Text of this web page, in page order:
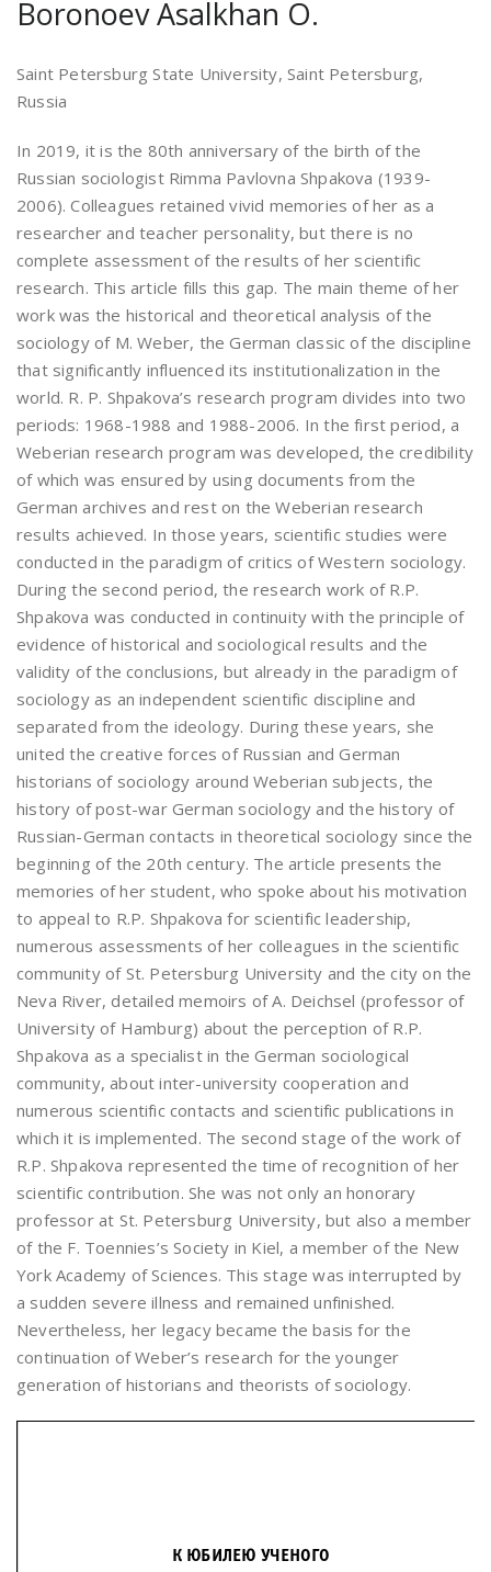
Boronoev Asalkhan O.
Saint Petersburg State University, Saint Petersburg,
Russia
In 2019, it is the 80th anniversary of the birth of the
Russian sociologist Rimma Pavlovna Shpakova (1939-
2006). Colleagues retained vivid memories of her as a
researcher and teacher personality, but there is no
complete assessment of the results of her scientific
research. This article fills this gap. The main theme of her
work was the historical and theoretical analysis of the
sociology of M. Weber, the German classic of the discipline
that significantly influenced its institutionalization in the
world. R. P. Shpakova’s research program divides into two
periods: 1968-1988 and 1988-2006. In the first period, a
Weberian research program was developed, the credibility
of which was ensured by using documents from the
German archives and rest on the Weberian research
results achieved. In those years, scientific studies were
conducted in the paradigm of critics of Western sociology.
During the second period, the research work of R.P.
Shpakova was conducted in continuity with the principle of
evidence of historical and sociological results and the
validity of the conclusions, but already in the paradigm of
sociology as an independent scientific discipline and
separated from the ideology. During these years, she
united the creative forces of Russian and German
historians of sociology around Weberian subjects, the
history of post-war German sociology and the history of
Russian-German contacts in theoretical sociology since the
beginning of the 20th century. The article presents the
memories of her student, who spoke about his motivation
to appeal to R.P. Shpakova for scientific leadership,
numerous assessments of her colleagues in the scientific
community of St. Petersburg University and the city on the
Neva River, detailed memoirs of A. Deichsel (professor of
University of Hamburg) about the perception of R.P.
Shpakova as a specialist in the German sociological
community, about inter-university cooperation and
numerous scientific contacts and scientific publications in
which it is implemented. The second stage of the work of
R.P. Shpakova represented the time of recognition of her
scientific contribution. She was not only an honorary
professor at St. Petersburg University, but also a member
of the F. Toennies’s Society in Kiel, a member of the New
York Academy of Sciences. This stage was interrupted by
a sudden severe illness and remained unfinished.
Nevertheless, her legacy became the basis for the
continuation of Weber’s research for the younger
generation of historians and theorists of sociology.